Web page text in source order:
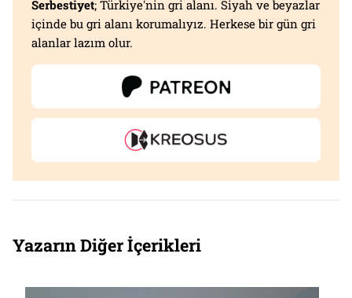
Serbestiyet; Türkiye'nin gri alanı. Siyah ve beyazlar
içinde bu gri alanı korumalıyız. Herkese bir gün gri
alanlar lazım olur.
Yazarın Diğer İçerikleri